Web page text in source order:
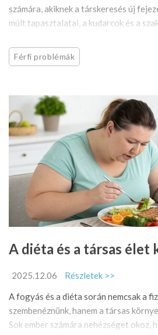
számára, akiknek a társkeresés új
múlt tapasztalatai, a kudarcok és a
Férfi problémák
A diéta és a társas élet
2025.12.06
Részletek >>
A fogyás és a diéta során nemcsak a
szembenéznünk, hanem a társas
Sok ember számára nehézséget okoz,